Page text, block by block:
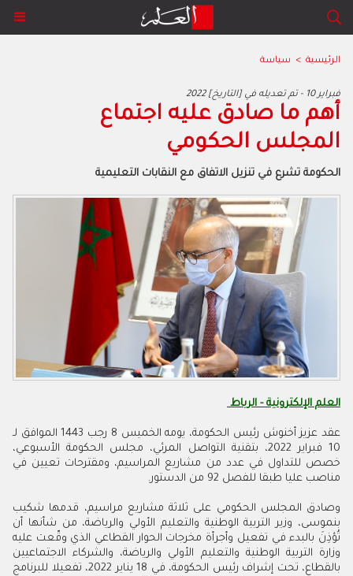
الرئيسية > سياسة
2022 فبراير 10 - تم تعديله في [التاريخ]
أهم ما صادق عليه اجتماع
المجلس الحكومي
الحكومة تشرع في تنزيل الاتفاق مع النقابات التعليمية
العلم الإلكترونية - الرباط
عقد عزيز أخنوش رئيس الحكومة، يومه الخميس 8 رجب 1443 الموافق لـ
10 فبراير 2022، بتقنية التواصل المرئي، مجلس الحكومة الأسبوعي،
خصص للتداول في عدد من مشاريع المراسيم، ومقترحات تعيين في
مناصب عليا طبقا للفصل 92 من الدستور.
وصادق المجلس الحكومي على ثلاثة مشاريع مراسيم، قدمها شكيب
بنموسى، وزير التربية الوطنية والتعليم الأولي والرياضة، من شأنها أن
تُؤذِنَ بالبدء في تفعيل وأجرأة مخرجات الحوار القطاعي الذي وقّعت عليه
وزارة التربية الوطنية والتعليم الأولي والرياضة، والشركاء الاجتماعيين
بالقطاع، تحت إشراف رئيس الحكومة، في 18 يناير 2022، تفعيلا للبرنامج